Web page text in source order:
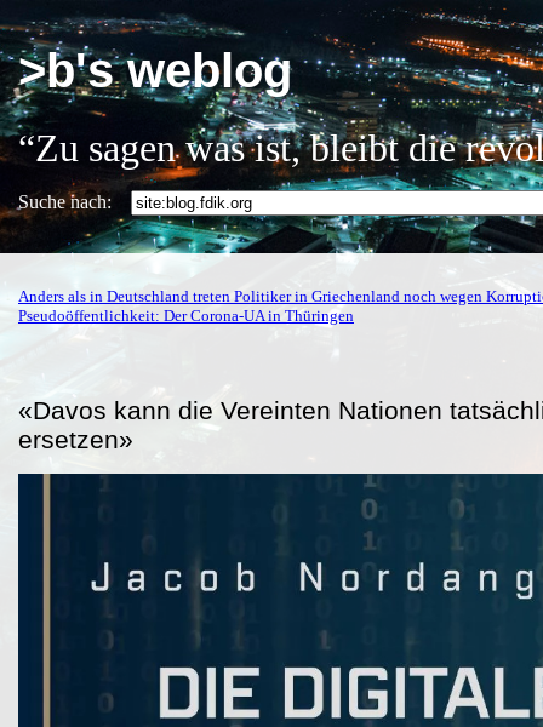
>b's weblog
“Zu sagen was ist, bleibt die
Suche nach:
Anders als in Deutschland treten Politiker in Griechenland noch wegen
Pseudoöffentlichkeit: Der Corona-UA in Thüringen
«Davos kann die Vereinten Nationen
ersetzen»